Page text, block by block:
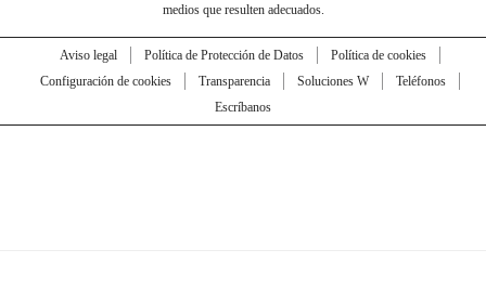
medios que resulten adecuados.
Aviso legal Política de Protección de Datos
Política de cookies
Configuración de cookies
Transparencia Soluciones W
Teléfonos
Escríbanos